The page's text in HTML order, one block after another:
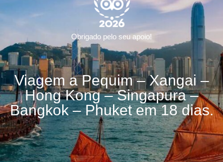
Viagem a Pequim – Xangai –
Hong Kong – Singapura –
Bangkok – Phuket em 18 dias.
Obrigado pelo seu apoio!